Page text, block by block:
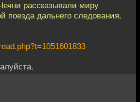
рассказывали миру
поезда дальнего следования.